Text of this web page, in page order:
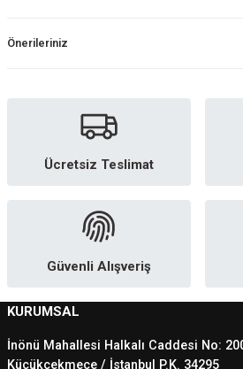
Önerileriniz
Ücretsiz Teslimat
Güvenli Alışveriş
KURUMSAL
İnönü Mahallesi Halkalı Caddesi No:
Küçükçekmece / İstanbul P.K. 34295